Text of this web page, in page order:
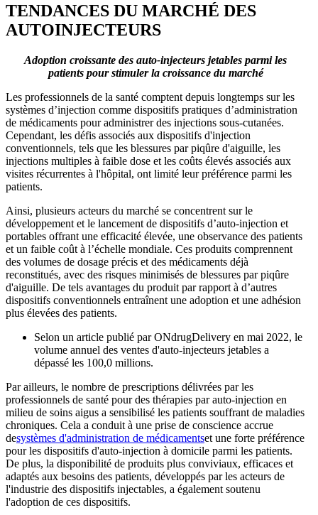
TENDANCES DU MARCHÉ DES
AUTOINJECTEURS
Adoption croissante des auto-injecteurs jetables parmi les
patients pour stimuler la croissance du marché
Les professionnels de la santé comptent depuis longtemps sur les
systèmes d’injection comme dispositifs pratiques d’administration
de médicaments pour administrer des injections sous-cutanées.
Cependant, les défis associés aux dispositifs d'injection
conventionnels, tels que les blessures par piqûre d'aiguille, les
injections multiples à faible dose et les coûts élevés associés aux
visites récurrentes à l'hôpital, ont limité leur préférence parmi les
patients.
Ainsi, plusieurs acteurs du marché se concentrent sur le
développement et le lancement de dispositifs d’auto-injection et
portables offrant une efficacité élevée, une observance des patients
et un faible coût à l’échelle mondiale. Ces produits comprennent
des volumes de dosage précis et des médicaments déjà
reconstitués, avec des risques minimisés de blessures par piqûre
d'aiguille. De tels avantages du produit par rapport à d’autres
dispositifs conventionnels entraînent une adoption et une adhésion
plus élevées des patients.
Selon un article publié par ONdrugDelivery en mai 2022, le
volume annuel des ventes d'auto-injecteurs jetables a
dépassé les 100,0 millions.
Par ailleurs, le nombre de prescriptions délivrées par les
professionnels de santé pour des thérapies par auto-injection en
milieu de soins aigus a sensibilisé les patients souffrant de maladies
chroniques. Cela a conduit à une prise de conscience accrue
desystèmes d'administration de médicamentset une forte préférence
pour les dispositifs d'auto-injection à domicile parmi les patients.
De plus, la disponibilité de produits plus conviviaux, efficaces et
adaptés aux besoins des patients, développés par les acteurs de
l'industrie des dispositifs injectables, a également soutenu
l'adoption de ces dispositifs.